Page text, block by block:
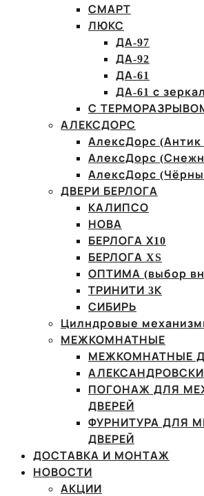
СМАРТ
ЛЮКС
ДА-97
ДА-92
ДА-61
ДА-61 с
С
АЛЕКСДОРС
АлексДорс (Антик
АлексДорс
АлексДорс
ДВЕРИ БЕРЛОГА
КАЛИПСО
НОВА
БЕРЛОГА Х10
БЕРЛОГА XS
ОПТИМА (выбор
ТРИНИТИ 3К
СИБИРЬ
Цилндровые
МЕЖКОМНАТНЫЕ
МЕЖКОМНАТНЫЕ
ПОГОНАЖ ДЛЯ
ДВЕРЕЙ
ФУРНИТУРА ДЛЯ
ДВЕРЕЙ
ДОСТАВКА И МОНТАЖ
НОВОСТИ
АКЦИИ